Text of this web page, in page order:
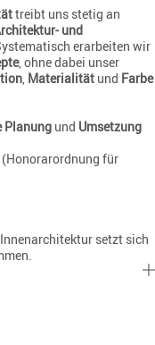
treibt uns stetig an
und
erarbeiten wir
, ohne dabei unser
Materialität und Farbe
Planung und Umsetzung
(Honorarordnung für
setzt sich